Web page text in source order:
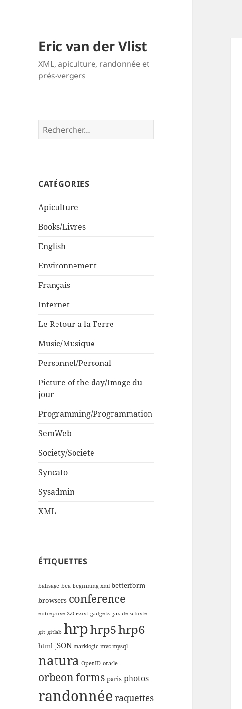
Eric van der Vlist
XML, apiculture, randonnée et
prés-vergers
Rechercher :
CATÉGORIES
Apiculture
Books/Livres
English
Environnement
Français
Internet
Le Retour a la Terre
Music/Musique
Personnel/Personal
Picture of the day/Image du
jour
Programming/Programmation
SemWeb
Society/Societe
Syncato
Sysadmin
XML
ÉTIQUETTES
balisage bea beginning xml betterform
browsers conference
entreprise 2.0 exist gadgets gaz de schiste
git gitlab hrphrp5hrp6
html JSON marklogic mvc mysql
natura OpenID oracle
orbeon forms paris photos
randonnée raquettes